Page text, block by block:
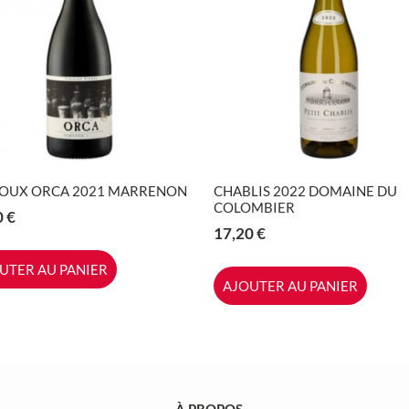
ORCA 2021 MARRENON
€
AU PANIER
CHABLIS 2022 DOMAINE DU
COLOMBIER
17,20€
AJOUTER AU PANIER